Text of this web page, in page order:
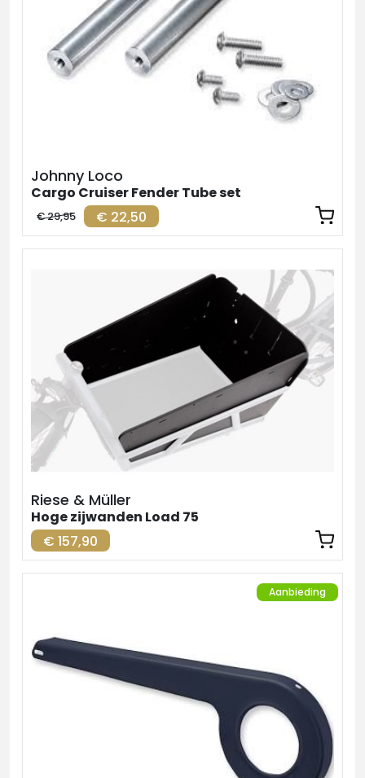
Johnny Loco
Cargo Cruiser Fender Tube set
€ 22,50
€ 29,95
Riese & Müller
Hoge zijwanden Load 75
€ 157,90
Aanbieding